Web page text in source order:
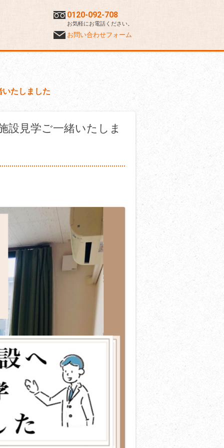
0120-092-708
お気軽にお電話ください。
お問い合わせフォーム
たしました
設見学ご一緒いたしま